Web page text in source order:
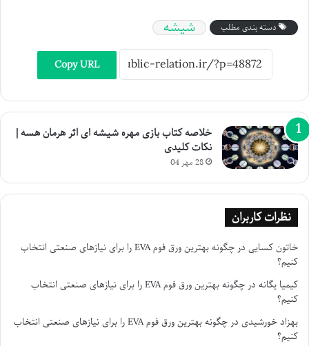
دسته بندی مطلب شیشه
Copy URL
خلاصه کتاب بازی مهره شیشه ای اثر هرمان هسه |
نکات کلیدی
28 مهر 04
نظرات کاربران
خاتون کسایی در
چگونه بهترین ورق فوم EVA را برای نیازهای صنعتی انتخاب
کنیم؟
کیمیا یگانه در
چگونه بهترین ورق فوم EVA را برای نیازهای صنعتی انتخاب
کنیم؟
بهزاد خورشیدی در
چگونه بهترین ورق فوم EVA را برای نیازهای صنعتی انتخاب
کنیم؟